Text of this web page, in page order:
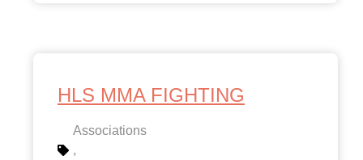
HLS MMA FIGHTING
Associations
,